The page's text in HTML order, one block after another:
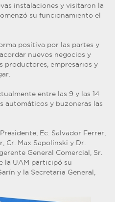
instalaciones y visitaron la
su funcionamiento el
positiva por las partes y
nuevos negocios y
productores, empresarios y
entre las 9 y las 14
automáticos y buzoneras las
Ec. Salvador Ferrer,
Cr. Max Sapolinski y Dr.
General Comercial, Sr.
la UAM participó su
y la Secretaria General,